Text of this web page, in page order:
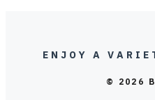
ENJOY A
© 2026